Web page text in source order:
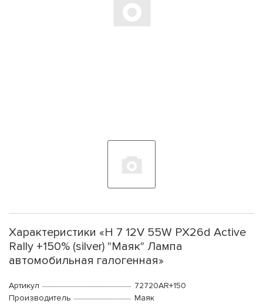
Характеристики «Н 7 12V 55W PX26d Active
Rally +150% (silver) "Маяк" Лампа
автомобильная галогенная»
Артикул
72720AR+150
Производитель
Маяк